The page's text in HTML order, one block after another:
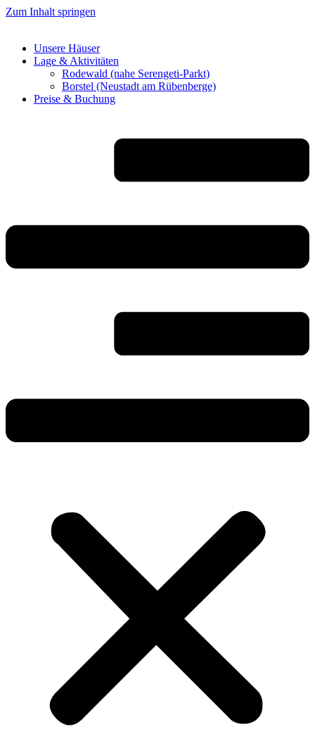
Zum Inhalt springen
Unsere Häuser
Lage & Aktivitäten
Rodewald (nahe Serengeti-Parkt)
Borstel (Neustadt am Rübenberge)
Preise & Buchung